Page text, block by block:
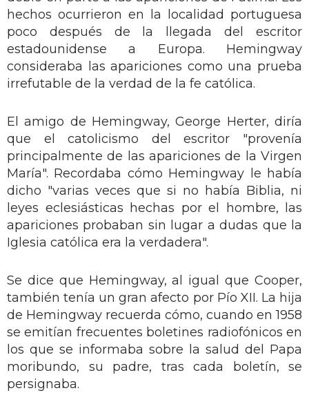
hechos ocurrieron en la localidad portuguesa
poco después de la llegada del escritor
estadounidense a Europa. Hemingway
consideraba las apariciones como una prueba
irrefutable de la verdad de la fe católica.
El amigo de Hemingway, George Herter, diría
que el catolicismo del escritor "provenía
principalmente de las apariciones de la Virgen
María". Recordaba cómo Hemingway le había
dicho "varias veces que si no había Biblia, ni
leyes eclesiásticas hechas por el hombre, las
apariciones probaban sin lugar a dudas que la
Iglesia católica era la verdadera".
Se dice que Hemingway, al igual que Cooper,
también tenía un gran afecto por Pío XII. La hija
de Hemingway recuerda cómo, cuando en 1958
se emitían frecuentes boletines radiofónicos en
los que se informaba sobre la salud del Papa
moribundo, su padre, tras cada boletín, se
persignaba.